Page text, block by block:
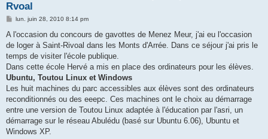
Rvoal
M
s
a
g
lun. juin 28, 2010 8:14 pm
A l'occasion du concours de gavottes de Menez Meur, j'ai eu l'occasion
de loger à Saint-Rivoal dans les Monts d'Arrée. Dans ce séjour j'ai pris le
temps de visiter l'école publique.
Dans cette école Hervé a mis en place des ordinateurs pour les élèves.
Ubuntu, Toutou Linux et Windows
Les huit machines du parc accessibles aux élèves sont des ordinateurs
reconditionnés ou des eeepc. Ces machines ont le choix au démarrage
entre une version de Toutou Linux adaptée à l'éducation par l'asri, un
démarrage sur le réseau Abulédu (basé sur Ubuntu 6.06), Ubuntu et
Windows XP.